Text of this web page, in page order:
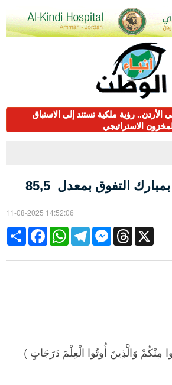
الأردن.. رؤية ملكية تستند إلى الاستباق
الاستراتيجي
التفوق بمعدل 85,5
11-08-2025 14:52:06
Share
FacebookWhatsAppTelegramMessengerThreads X
مِنْكُمْ وَالَّذِينَ أُوتُوا الْعِلْمَ دَرَجَاتٍ )